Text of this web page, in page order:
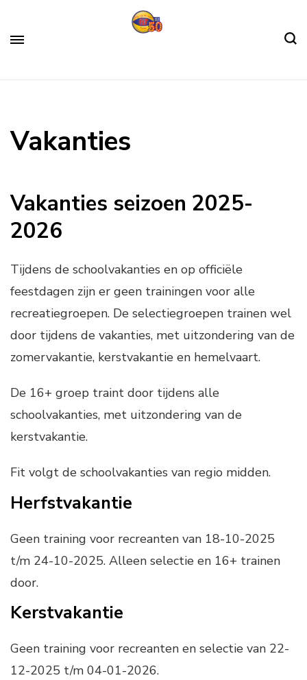
to
Vakanties
Vakanties seizoen 2025-
2026
Tijdens de schoolvakanties en op officiële
feestdagen zijn er geen trainingen voor alle
recreatiegroepen. De selectiegroepen trainen wel
door tijdens de vakanties, met uitzondering van de
zomervakantie, kerstvakantie en hemelvaart.
De 16+ groep traint door tijdens alle
schoolvakanties, met uitzondering van de
kerstvakantie.
Fit volgt de schoolvakanties van regio midden.
Herfstvakantie
Geen training voor recreanten van 18-10-2025
t/m 24-10-2025. Alleen selectie en 16+ trainen
door.
Kerstvakantie
Geen training voor recreanten en selectie van 22-
12-2025 t/m 04-01-2026.